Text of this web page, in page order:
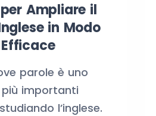
per Ampliare il
in Modo
parole è uno
importanti
l’inglese.